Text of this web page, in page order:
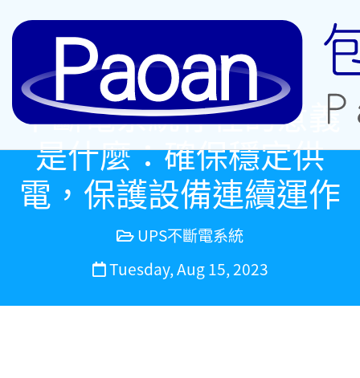
不斷電系統存在的意義
是什麼：確保穩定供
電，保護設備連續運作
UPS不斷電系統
Tuesday, Aug 15, 2023